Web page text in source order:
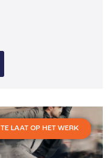
TE LAAT OP HET WERK